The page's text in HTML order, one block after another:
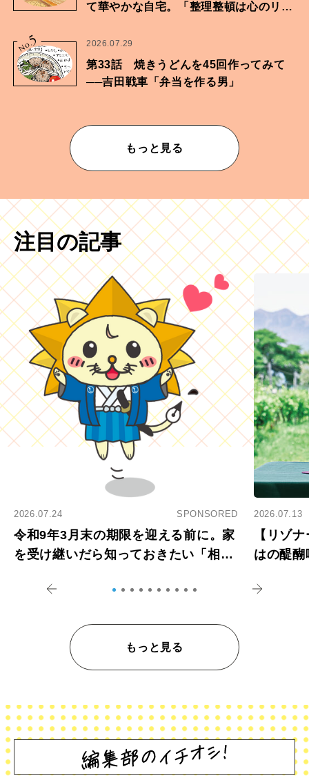
て華やかな自宅。「整理整頓は心のリズ
No.5 2026.07.29
第33話 焼きうどんを45回作ってみて
──吉田戦車「弁当を作る男」
もっと見る
注目の記事
2026.07.24 SPONSORED
令和9年3月末の期限を迎える前に。家
を受け継いだら知っておきたい「相続
2026.07.13
【リゾ
はの醍
もっと見る